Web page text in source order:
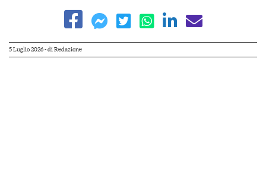
5 Luglio 2026- di Redazione